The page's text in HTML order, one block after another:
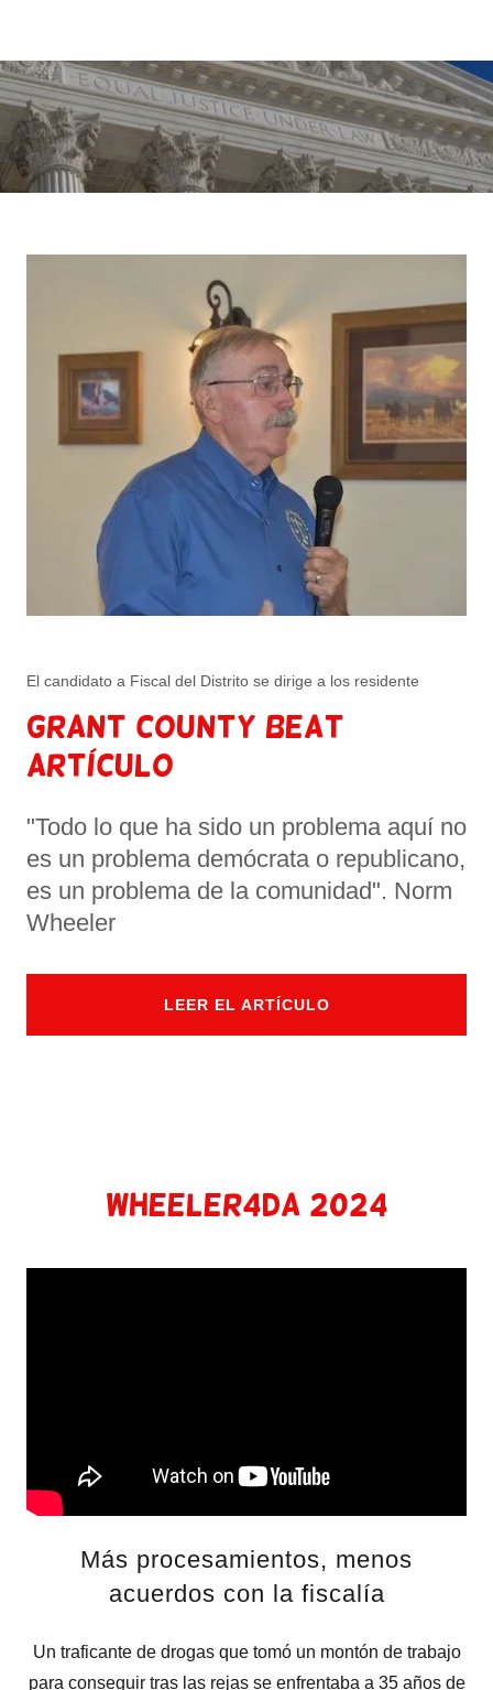
El candidato a Fiscal del Distrito se dirige a los residente
Grant County Beat
artículo
"Todo lo que ha sido un problema aquí no
es un problema demócrata o republicano,
es un problema de la comunidad". Norm
Wheeler
LEER EL ARTÍCULO
Wheeler4da 2024
Más procesamientos, menos
acuerdos con la fiscalía
Un traficante de drogas que tomó un montón de trabajo
para conseguir tras las rejas se enfrentaba a 35 años de